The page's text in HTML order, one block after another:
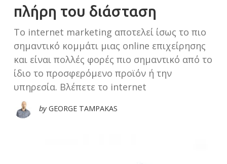
πλήρη του διάσταση
Το internet marketing αποτελεί ίσως το πιο
σημαντικό κομμάτι μιας online επιχείρησης
και είναι πολλές φορές πιο σημαντικό από το
ίδιο το προσφερόμενο προϊόν ή την
υπηρεσία. Βλέπετε το internet
by GEORGE TAMPAKAS